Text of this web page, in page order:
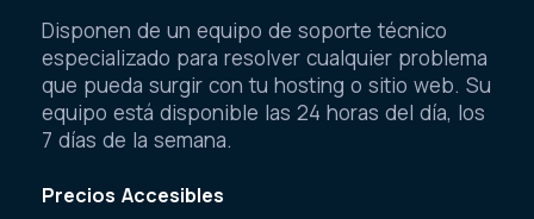
Disponen de un equipo de soporte técnico
especializado para resolver cualquier problema
que pueda surgir con tu hosting o sitio web. Su
equipo está disponible las 24 horas del día, los
7 días de la semana.
Precios Accesibles